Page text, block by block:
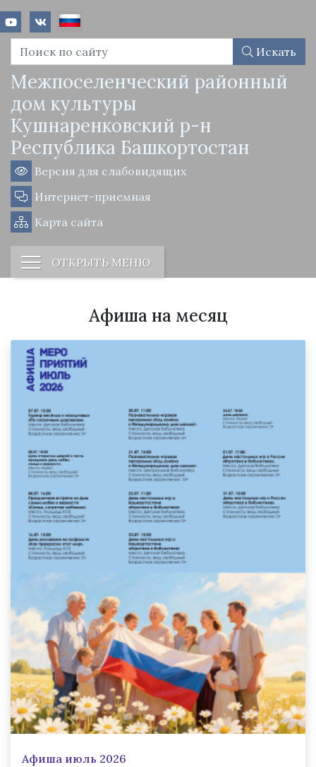
Искать
Межпоселенческий районный
дом культуры
Кушнаренковский р-н
Республика Башкортостан
Версия для слабовидящих
Интернет-приемная
Карта сайта
ОТКРЫТЬ МЕНЮ
Афиша на месяц
Афиша июль 2026